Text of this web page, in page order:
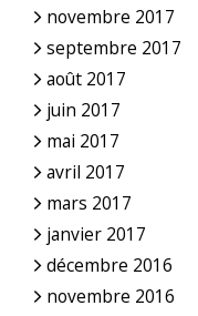
novembre 2017
septembre 2017
août 2017
juin 2017
mai 2017
avril 2017
mars 2017
janvier 2017
décembre 2016
novembre 2016